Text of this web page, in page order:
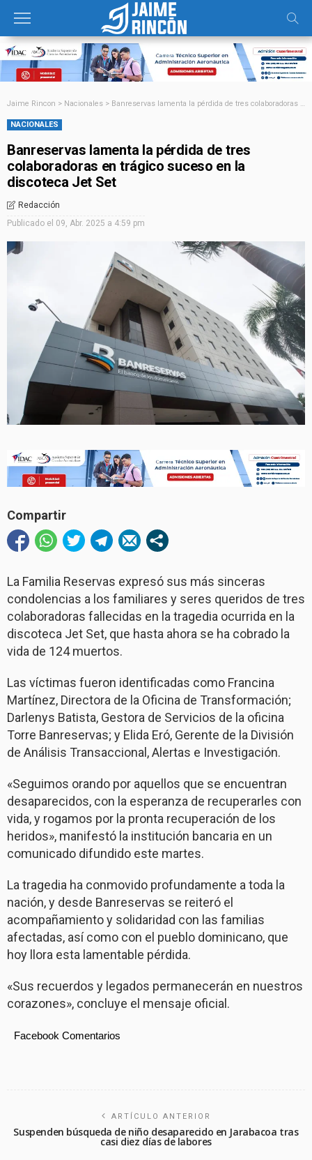
Jaime Rincon > Nacionales > Banreservas lamenta la pérdida de tres colaboradoras en trágico suceso en la discoteca Jet Set
NACIONALES
Banreservas lamenta la pérdida de tres
colaboradoras en trágico suceso en la
discoteca Jet Set
Redacción
Publicado el 09, Abr. 2025 a 4:59 pm
Compartir
La Familia Reservas expresó sus más sinceras
condolencias a los familiares y seres queridos de tres
colaboradoras fallecidas en la tragedia ocurrida en la
discoteca Jet Set, que hasta ahora se ha cobrado la
vida de 124 muertos.
Las víctimas fueron identificadas como Francina
Martínez, Directora de la Oficina de Transformación;
Darlenys Batista, Gestora de Servicios de la oficina
Torre Banreservas; y Elida Eró, Gerente de la División
de Análisis Transaccional, Alertas e Investigación.
«Seguimos orando por aquellos que se encuentran
desaparecidos, con la esperanza de recuperarles con
vida, y rogamos por la pronta recuperación de los
heridos», manifestó la institución bancaria en un
comunicado difundido este martes.
La tragedia ha conmovido profundamente a toda la
nación, y desde Banreservas se reiteró el
acompañamiento y solidaridad con las familias
afectadas, así como con el pueblo dominicano, que
hoy llora esta lamentable pérdida.
«Sus recuerdos y legados permanecerán en nuestros
corazones», concluye el mensaje oficial.
Facebook Comentarios
ARTÍCULO ANTERIOR
Suspenden búsqueda de niño desaparecido en Jarabacoa tras
casi diez días de labores